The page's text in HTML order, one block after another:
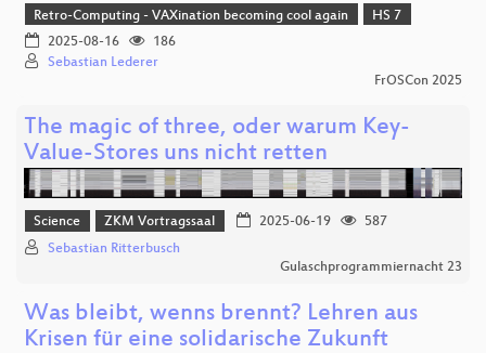
Retro-Computing - VAXination becoming cool again
HS 7
2025-08-16
186
Sebastian Lederer
FrOSCon 2025
The magic of three, oder warum Key-
Value-Stores uns nicht retten
Science ZKM Vortragssaal 2025-06-19
587
Sebastian Ritterbusch
Gulaschprogrammiernacht 23
Was bleibt, wenns brennt? Lehren aus
Krisen für eine solidarische Zukunft